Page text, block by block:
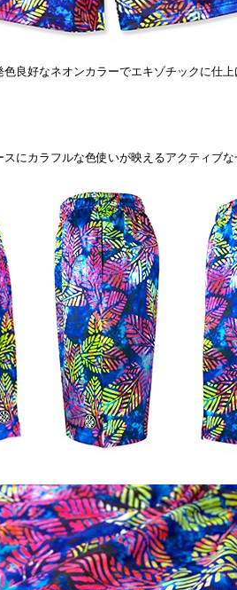
良好なネオンカラーでエキゾチックに仕
にカラフルな色使いが映えるアクティブ